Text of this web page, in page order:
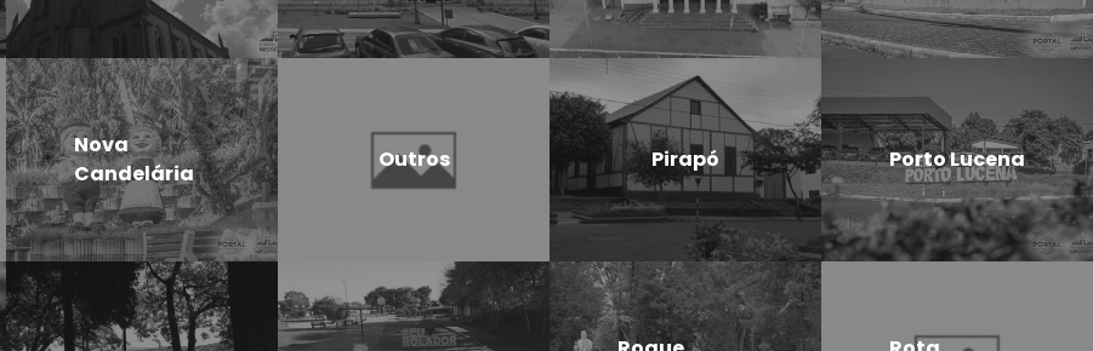
Nova
Candelária
Outros Pirapó Porto Lucena